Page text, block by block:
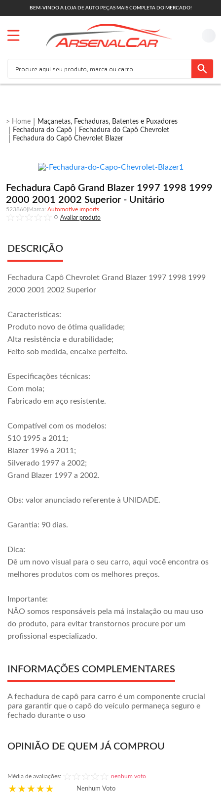
BEM-VINDO A LOJA DE AUTO PEÇAS MAIS COMPLETA DO MERCADO!
Maçanetas, Fechaduras, Batentes e Puxadores
Fechadura do Capô
Fechadura do Capô Chevrolet
Fechadura do Capô Chevrolet Blazer
Fechadura Capô Grand Blazer 1997 1998 1999
2000 2001 2002 Superior - Unitário
523860
Automotive imports
0
DESCRIÇÃO
Fechadura Capô Chevrolet Grand Blazer 1997 1998 1999
2000 2001 2002 Superior
Características:
Produto novo de ótima qualidade;
Alta resistência e durabilidade;
Feito sob medida, encaixe perfeito.
Especificações técnicas:
Com mola;
Fabricado em aço resistente.
Compatível com os modelos:
S10 1995 a 2011;
Blazer 1996 a 2011;
Silverado 1997 a 2002;
Grand Blazer 1997 a 2002.
Obs: valor anunciado referente à UNIDADE.
Garantia: 90 dias.
Dica:
Dê um novo visual para o seu carro, aqui você encontra os
melhores produtos com os melhores preços.
Importante:
NÃO somos responsáveis pela má instalação ou mau uso
do produto, para evitar transtornos procure por um
profissional especializado.
INFORMAÇÕES COMPLEMENTARES
A fechadura de capô para carro é um componente crucial
para garantir que o capô do veículo permaneça seguro e
fechado durante o uso
OPINIÃO DE QUEM JÁ COMPROU
Média de avaliações: nenhum voto
Nenhum Voto